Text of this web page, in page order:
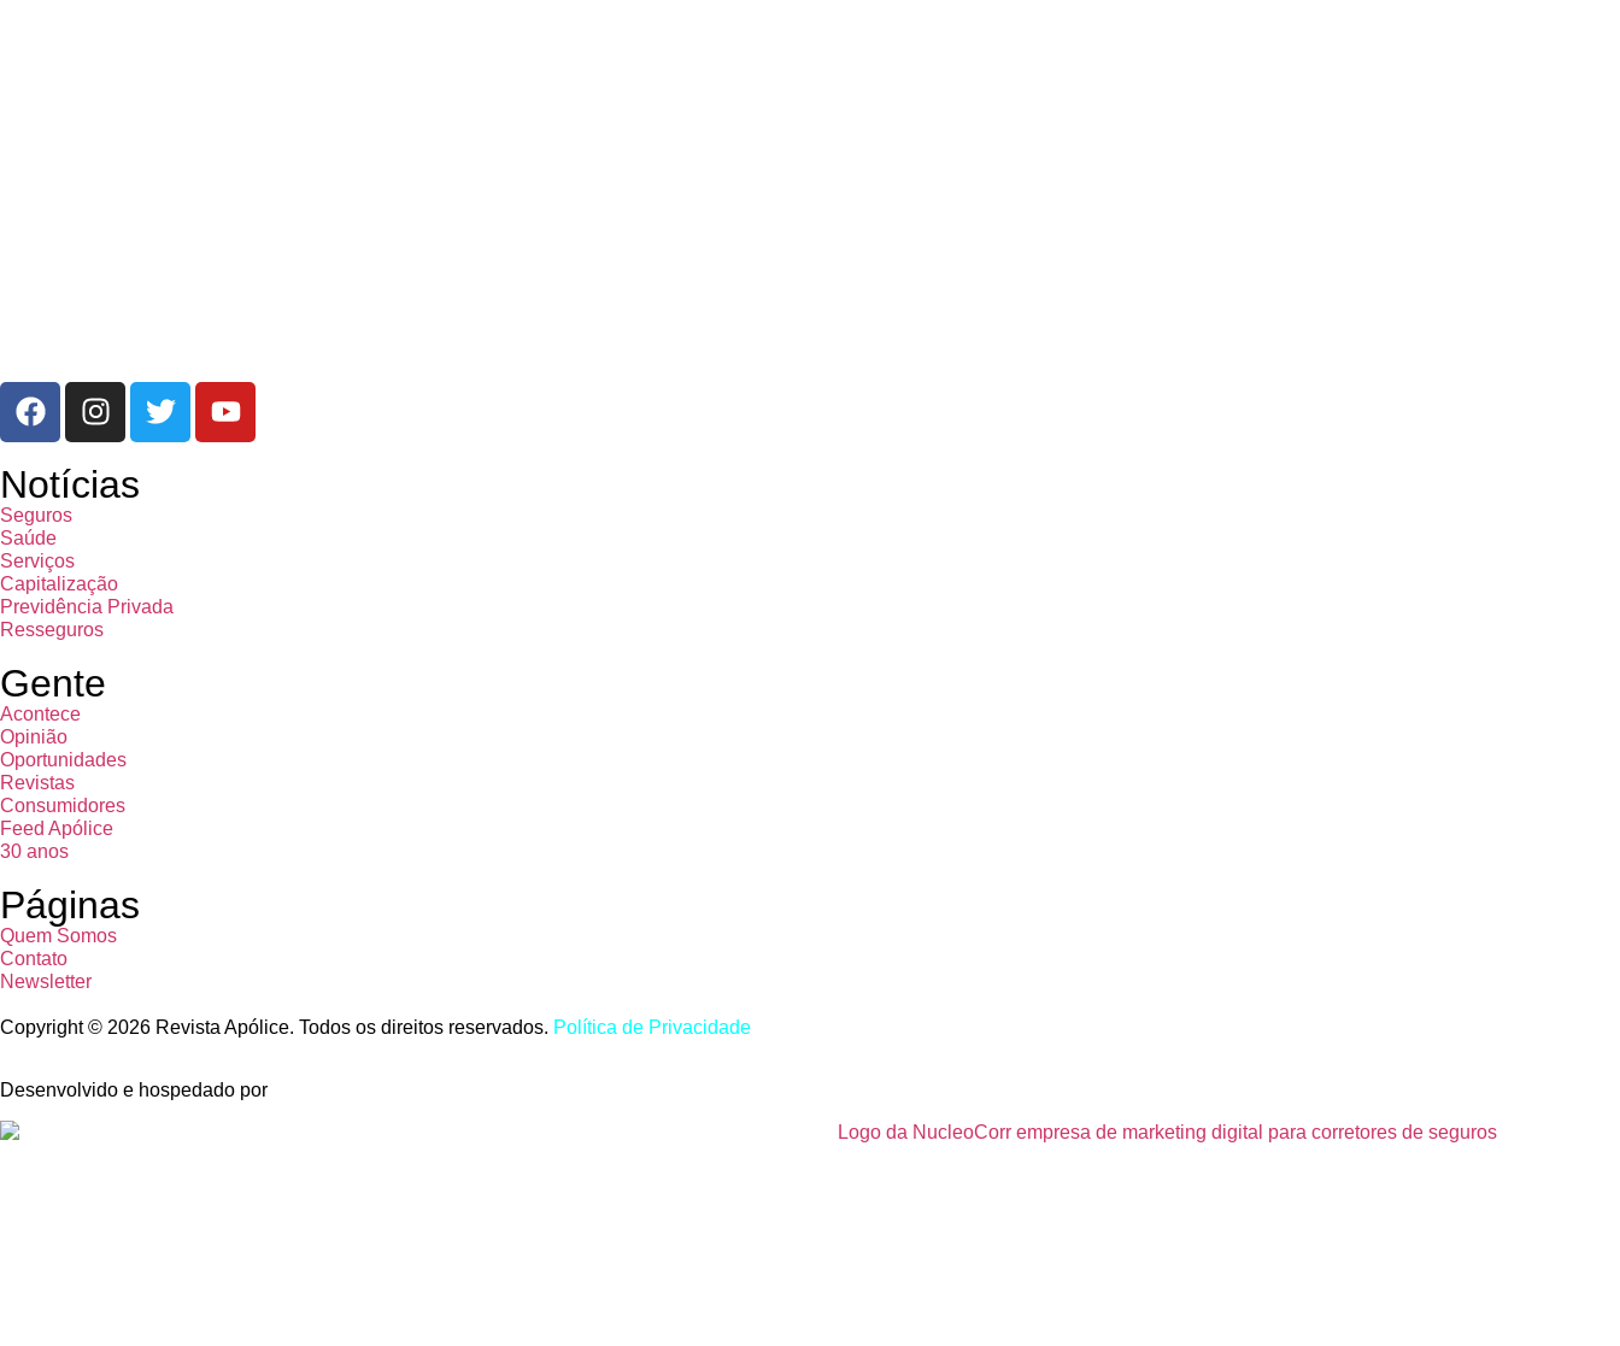
Notícias
Seguros
Saúde
Serviços
Capitalização
Previdência Privada
Resseguros
Gente
Acontece
Opinião
Oportunidades
Revistas
Consumidores
Feed Apólice
30 anos
Páginas
Quem Somos
Contato
Newsletter
Copyright © 2026 Revista Apólice. Todos os direitos reservados. Política de Privacidade
Desenvolvido e hospedado por